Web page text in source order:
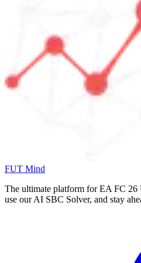
FUT Mind
The ultimate platform for EA FC 26
use our AI SBC Solver, and stay